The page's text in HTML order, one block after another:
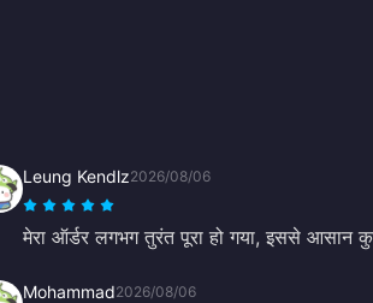
Leung Kendlz2026/08/06
मेरा ऑर्डर लगभग तुरंत पूरा हो गया, इससे आसान
Mohammad2026/08/06